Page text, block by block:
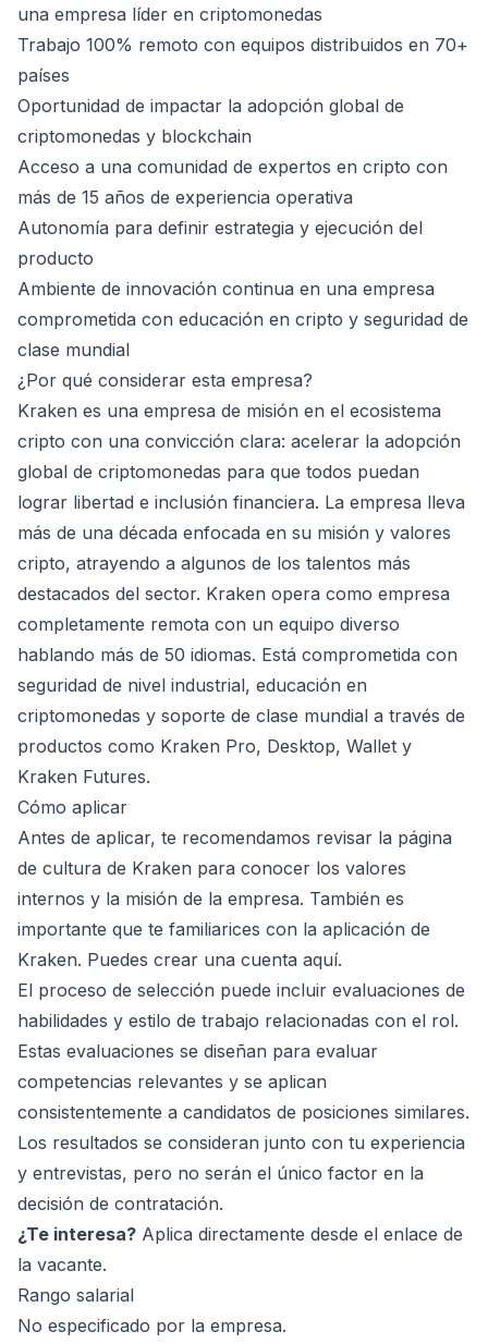
una empresa líder en criptomonedas
Trabajo 100% remoto con equipos distribuidos en 70+
países
Oportunidad de impactar la adopción global de
criptomonedas y blockchain
Acceso a una comunidad de expertos en cripto con
más de 15 años de experiencia operativa
Autonomía para definir estrategia y ejecución del
producto
Ambiente de innovación continua en una empresa
comprometida con educación en cripto y seguridad de
clase mundial
¿Por qué considerar esta empresa?
Kraken es una empresa de misión en el ecosistema
cripto con una convicción clara: acelerar la adopción
global de criptomonedas para que todos puedan
lograr libertad e inclusión financiera. La empresa lleva
más de una década enfocada en su misión y valores
cripto, atrayendo a algunos de los talentos más
destacados del sector. Kraken opera como empresa
completamente remota con un equipo diverso
hablando más de 50 idiomas. Está comprometida con
seguridad de nivel industrial, educación en
criptomonedas y soporte de clase mundial a través de
productos como Kraken Pro, Desktop, Wallet y
Kraken Futures.
Cómo aplicar
Antes de aplicar, te recomendamos revisar la página
de cultura de Kraken para conocer los valores
internos y la misión de la empresa. También es
importante que te familiarices con la aplicación de
Kraken. Puedes crear una cuenta aquí.
El proceso de selección puede incluir evaluaciones de
habilidades y estilo de trabajo relacionadas con el rol.
Estas evaluaciones se diseñan para evaluar
competencias relevantes y se aplican
consistentemente a candidatos de posiciones similares.
Los resultados se consideran junto con tu experiencia
y entrevistas, pero no serán el único factor en la
decisión de contratación.
¿Te interesa? Aplica directamente desde el enlace de
la vacante.
Rango salarial
No especificado por la empresa.